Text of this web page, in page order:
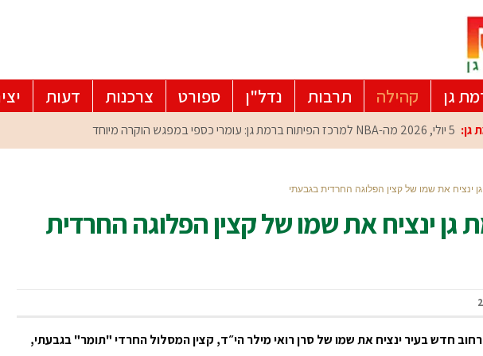
גן קהילה תרבות נדל"ן ספורט צרכנות דעות
גן: 5 יולי, 2026 מה-NBA למרכז הפיתוח ברמת גן: עומרי כספי במפגש הוקרה מיוחד
ינציח את שמו של קצין הפלוגה החרדית בגבעתי
גן ינציח את שמו של קצין הפלוגה החרדית
חדש בעיר ינציח את שמו של סרן רואי מילר הי״ד, קצין המסלול החרדי "תומר" בגבעתי,